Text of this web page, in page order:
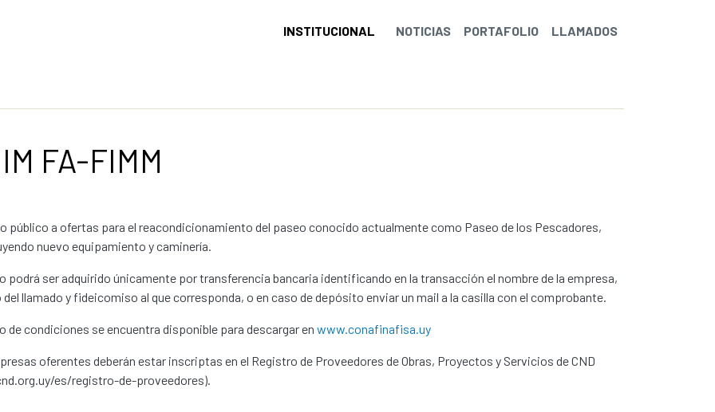
INSTITUCIONAL NOTICIAS PORTAFOLIO LLAMADOS
FA-FIMM
público a ofertas para el reacondicionamiento del paseo conocido actualmente como Paseo de los Pescadores,
nuevo equipamiento y caminería.
podrá ser adquirido únicamente por transferencia bancaria identificando en la transacción el nombre de la empresa,
del llamado y fideicomiso al que corresponda, o en caso de depósito enviar un mail a la casilla con el comprobante.
de condiciones se encuentra disponible para descargar en www.conafinafisa.uy
oferentes deberán estar inscriptas en el Registro de Proveedores de Obras, Proyectos y Servicios de CND
es/registro-de-proveedores).